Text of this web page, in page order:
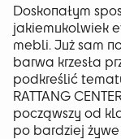
Doskonałym
jakiemukolwiek
mebli. Już sam
barwa krzesła
podkreślić
RATTANG
począwszy od
po bardziej